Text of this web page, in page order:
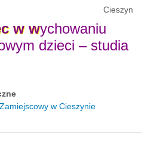
Cieszyn
w wychowaniu
dzieci – studia
w Cieszynie